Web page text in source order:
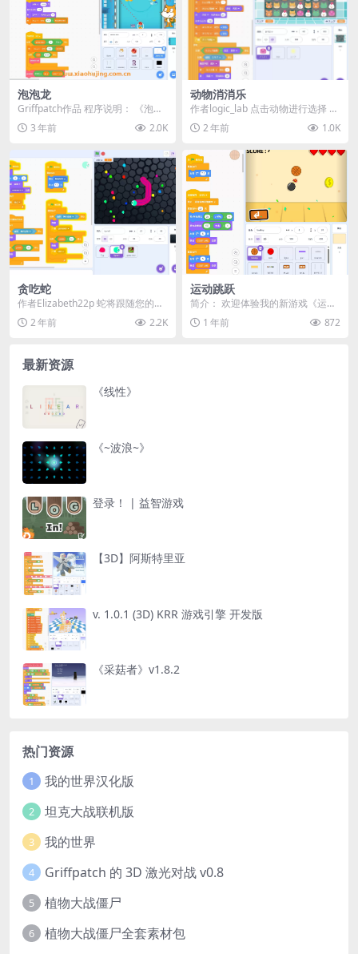
泡泡龙
Griffpatch作品 程序说明： 《泡泡
龙》是一款基于Scratch平台开发...
3 年前 2.0K
动物消消乐
作者logic_lab 点击动物进行选择 选
择三个以上的动物后，可以按空格
键消除...
2 年前 1.0K
贪吃蛇
作者Elizabeth22p 蛇将跟随您的鼠
标指针。 不要碰墙壁，否则你会死
的！...2 年前 2.2K
运动跳跃
简介： 欢迎体验我的新游戏《运动
跳跃 1.04》！这是一个与各种运动
球有关的趣味...
1 年前 872
最新资源
《线性》
《~波浪~》
登录！ | 益智游戏
【3D】阿斯特里亚
v. 1.0.1 (3D) KRR 游戏引擎 开发版
《采菇者》v1.8.2
热门资源
1 我的世界汉化版
2 坦克大战联机版
3 我的世界
4 Griffpatch 的 3D 激光对战 v0.8
5 植物大战僵尸
6 植物大战僵尸全套素材包